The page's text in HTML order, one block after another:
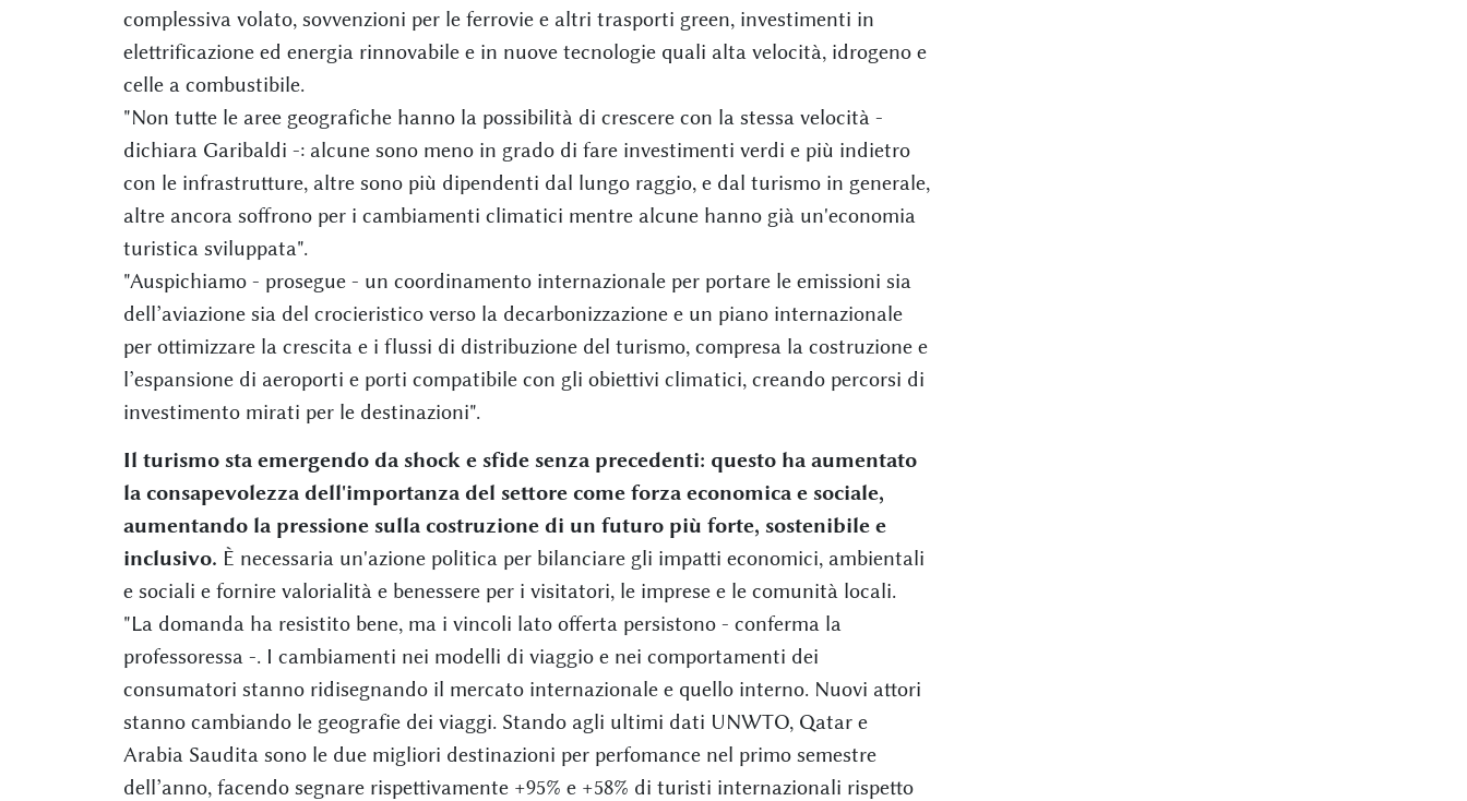
complessiva volato, sovvenzioni per le ferrovie e altri trasporti green, investimenti in
elettrificazione ed energia rinnovabile e in nuove tecnologie quali alta velocità, idrogeno e
celle a combustibile.
"Non tutte le aree geografiche hanno la possibilità di crescere con la stessa velocità -
dichiara Garibaldi -: alcune sono meno in grado di fare investimenti verdi e più indietro
con le infrastrutture, altre sono più dipendenti dal lungo raggio, e dal turismo in generale,
altre ancora soffrono per i cambiamenti climatici mentre alcune hanno già un'economia
turistica sviluppata".
"Auspichiamo - prosegue - un coordinamento internazionale per portare le emissioni sia
dell’aviazione sia del crocieristico verso la decarbonizzazione e un piano internazionale
per ottimizzare la crescita e i flussi di distribuzione del turismo, compresa la costruzione e
l’espansione di aeroporti e porti compatibile con gli obiettivi climatici, creando percorsi di
investimento mirati per le destinazioni".
Il turismo sta emergendo da shock e sfide senza precedenti: questo ha aumentato
la consapevolezza dell'importanza del settore come forza economica e sociale,
aumentando la pressione sulla costruzione di un futuro più forte, sostenibile e
inclusivo. È necessaria un'azione politica per bilanciare gli impatti economici, ambientali
e sociali e fornire valorialità e benessere per i visitatori, le imprese e le comunità locali.
"La domanda ha resistito bene, ma i vincoli lato offerta persistono - conferma la
professoressa -. I cambiamenti nei modelli di viaggio e nei comportamenti dei
consumatori stanno ridisegnando il mercato internazionale e quello interno. Nuovi attori
stanno cambiando le geografie dei viaggi. Stando agli ultimi dati UNWTO, Qatar e
Arabia Saudita sono le due migliori destinazioni per perfomance nel primo semestre
dell’anno, facendo segnare rispettivamente +95% e +58% di turisti internazionali rispetto